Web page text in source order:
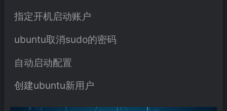
指定开机启动账户
ubuntu取消sudo的密码
自动启动配置
创建ubuntu新用户